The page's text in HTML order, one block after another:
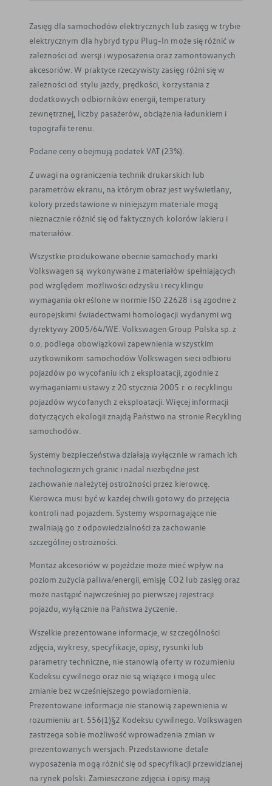
Zasięg dla samochodów elektrycznych lub zasięg w trybie
elektrycznym dla hybryd typu Plug-In może się różnić w
zależności od wersji i wyposażenia oraz zamontowanych
akcesoriów. W praktyce rzeczywisty zasięg różni się w
zależności od stylu jazdy, prędkości, korzystania z
dodatkowych odbiorników energii, temperatury
zewnętrznej, liczby pasażerów, obciążenia ładunkiem i
topografii terenu.
Podane ceny obejmują podatek VAT (23%).
Z uwagi na ograniczenia technik drukarskich lub
parametrów ekranu, na którym obraz jest wyświetlany,
kolory przedstawione w niniejszym materiale mogą
nieznacznie różnić się od faktycznych kolorów lakieru i
materiałów.
Wszystkie produkowane obecnie samochody marki
Volkswagen są wykonywane z materiałów spełniających
pod względem możliwości odzysku i recyklingu
wymagania określone w normie ISO 22628 i są zgodne z
europejskimi świadectwami homologacji wydanymi wg
dyrektywy 2005/64/WE. Volkswagen Group Polska sp. z
o.o. podlega obowiązkowi zapewnienia wszystkim
użytkownikom samochodów Volkswagen sieci odbioru
pojazdów po wycofaniu ich z eksploatacji, zgodnie z
wymaganiami ustawy z 20 stycznia 2005 r. o recyklingu
pojazdów wycofanych z eksploatacji. Więcej informacji
dotyczących ekologii znajdą Państwo na stronie Recykling
samochodów.
Systemy bezpieczeństwa działają wyłącznie w ramach ich
technologicznych granic i nadal niezbędne jest
zachowanie należytej ostrożności przez kierowcę.
Kierowca musi być w każdej chwili gotowy do przejęcia
kontroli nad pojazdem. Systemy wspomagające nie
zwalniają go z odpowiedzialności za zachowanie
szczególnej ostrożności.
Montaż akcesoriów w pojeździe może mieć wpływ na
poziom zużycia paliwa/energii, emisję CO2 lub zasięg oraz
może nastąpić najwcześniej po pierwszej rejestracji
pojazdu, wyłącznie na Państwa życzenie.
Wszelkie prezentowane informacje, w szczególności
zdjęcia, wykresy, specyfikacje, opisy, rysunki lub
parametry techniczne, nie stanowią oferty w rozumieniu
Kodeksu cywilnego oraz nie są wiążące i mogą ulec
zmianie bez wcześniejszego powiadomienia.
Prezentowane informacje nie stanowią zapewnienia w
rozumieniu art. 556(1)§2 Kodeksu cywilnego. Volkswagen
zastrzega sobie możliwość wprowadzenia zmian w
prezentowanych wersjach. Przedstawione detale
wyposażenia mogą różnić się od specyfikacji przewidzianej
na rynek polski. Zamieszczone zdjęcia i opisy mają